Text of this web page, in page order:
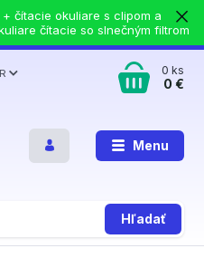
čítacie okuliare s clipom a
čítacie so slnečným filtrom
Menu
Hľadať
0ks
0 €